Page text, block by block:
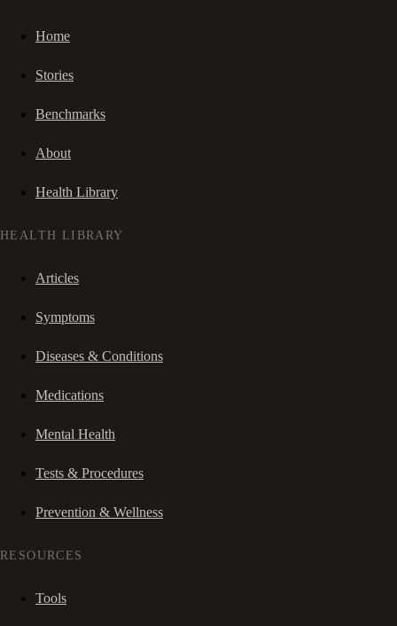
Home
Stories
Benchmarks
About
Health Library
HEALTH LIBRARY
Articles
Symptoms
Diseases & Conditions
Medications
Mental Health
Tests & Procedures
Prevention & Wellness
RESOURCES
Tools